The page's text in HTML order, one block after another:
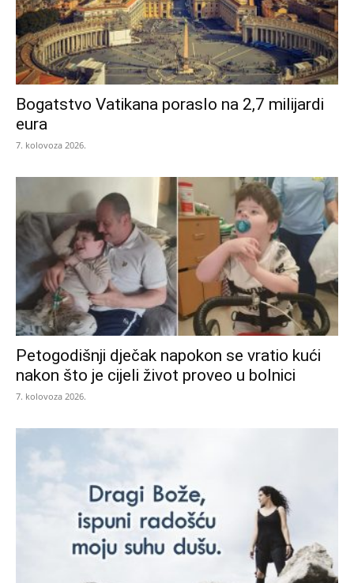
Bogatstvo Vatikana poraslo na 2,7 milijardi
eura
7. kolovoza 2026.
Petogodišnji dječak napokon se vratio kući
nakon što je cijeli život proveo u bolnici
7. kolovoza 2026.